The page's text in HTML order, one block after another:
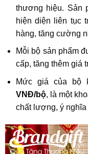
thương hiệu. Sản
hiện diện liên tục
hàng, tăng cường
Mỗi bộ sản phẩm
cấp, tăng thêm giá
Mức giá của
VNĐ/bộ, là một
chất lượng, ý nghĩa